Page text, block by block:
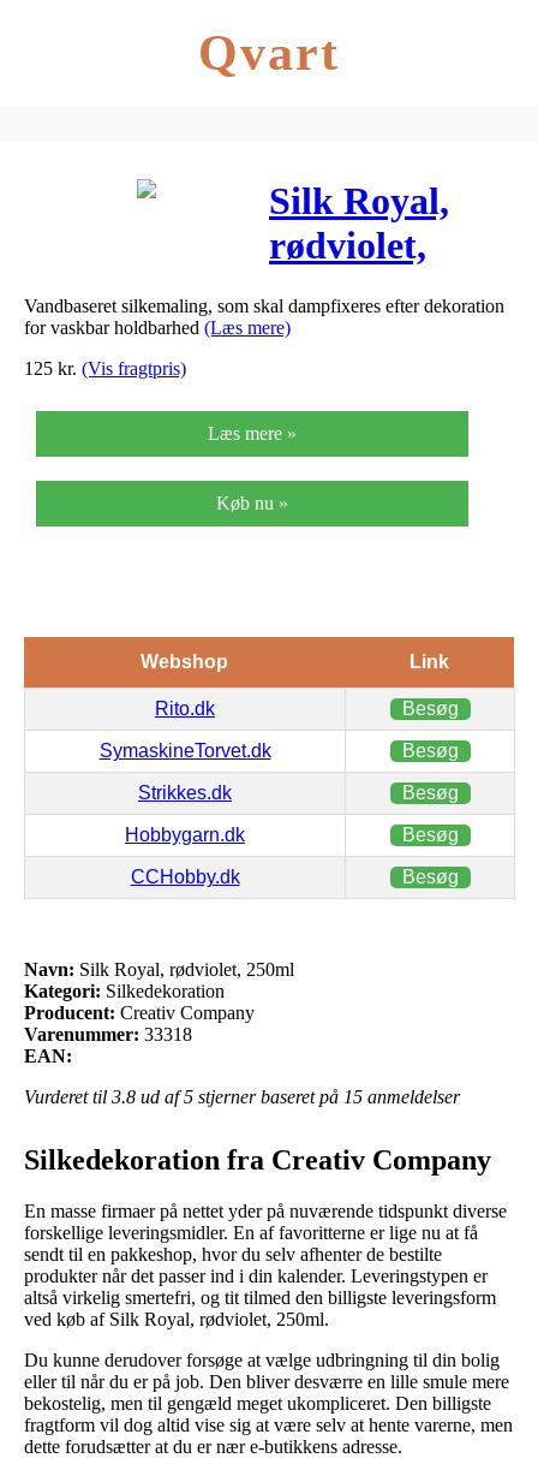
Qvart
Silk Royal,
rødviolet,
250ml
Vandbaseret silkemaling, som skal dampfixeres efter dekoration
for vaskbar holdbarhed (Læs mere)
125 kr. (Vis fragtpris)
Læs mere »
Køb nu »
Webshop Link
Rito.dk Besøg
SymaskineTorvet.dk Besøg
Strikkes.dk Besøg
Hobbygarn.dk Besøg
CCHobby.dk Besøg
Navn: Silk Royal, rødviolet, 250ml
Kategori: Silkedekoration
Producent: Creativ Company
Varenummer: 33318
EAN:
Vurderet til 3.8 ud af 5 stjerner baseret på 15 anmeldelser
Silkedekoration fra Creativ Company
En masse firmaer på nettet yder på nuværende tidspunkt diverse
forskellige leveringsmidler. En af favoritterne er lige nu at få
sendt til en pakkeshop, hvor du selv afhenter de bestilte
produkter når det passer ind i din kalender. Leveringstypen er
altså virkelig smertefri, og tit tilmed den billigste leveringsform
ved køb af Silk Royal, rødviolet, 250ml.
Du kunne derudover forsøge at vælge udbringning til din bolig
eller til når du er på job. Den bliver desværre en lille smule mere
bekostelig, men til gengæld meget ukompliceret. Den billigste
fragtform vil dog altid vise sig at være selv at hente varerne, men
dette forudsætter at du er nær e-butikkens adresse.